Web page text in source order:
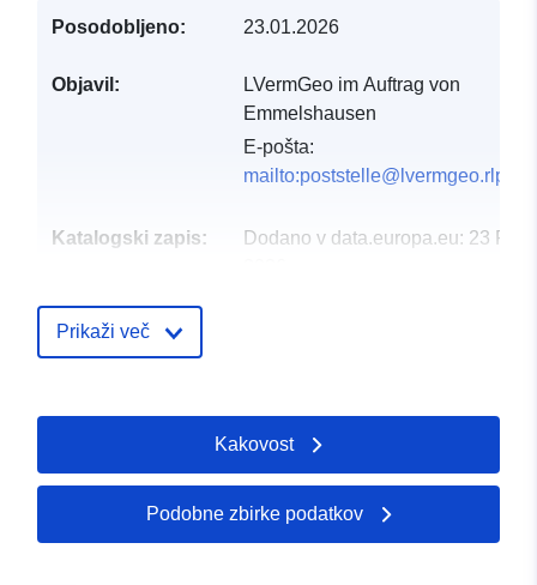
Posodobljeno: 23.01.2026
Objavil:
LVermGeo im Auftrag von
Emmelshausen
E-pošta:
mailto:poststelle@lvermgeo.rlp.de
Katalogski zapis: Dodano v data.europa.eu: 23
], [ 7.55627, 50.16 ], [
7.55627, 50.1594 ], [
7.55483, 50.1594 ], [
7.55483, 50.16 ] ]
Tip: Polygon
Prikaži več
Kakovost
Podobne zbirke podatkov